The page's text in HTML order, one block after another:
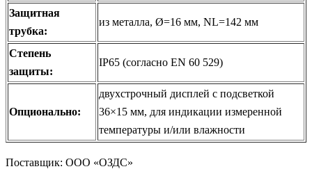
Защитная
трубка:
из металла, Ø=16 мм, NL=142 мм
Степень
защиты:
IP65 (согласно EN 60 529)
Опционально:
двухстрочный дисплей с подсветкой
36×15 мм, для индикации измеренной
температуры и/или влажности
Поставщик: ООО «ОЗДС»